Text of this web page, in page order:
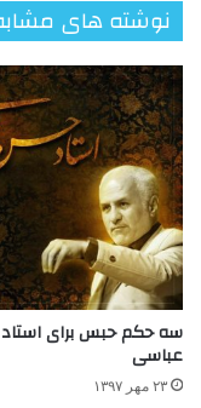
نوشته های
سه حکم حبس برای
عباسی
۲۳ مهر ۱۳۹۷